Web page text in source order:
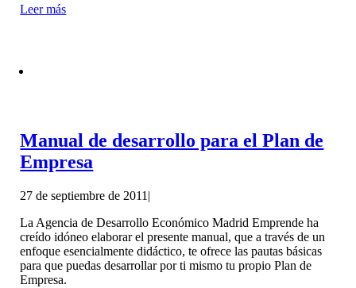
Leer más
Manual de desarrollo para el Plan de
Empresa
27 de septiembre de 2011 |
La Agencia de Desarrollo Económico Madrid Emprende ha
creído idóneo elaborar el presente manual, que a través de un
enfoque esencialmente didáctico, te ofrece las pautas básicas
para que puedas desarrollar por ti mismo tu propio Plan de
Empresa.